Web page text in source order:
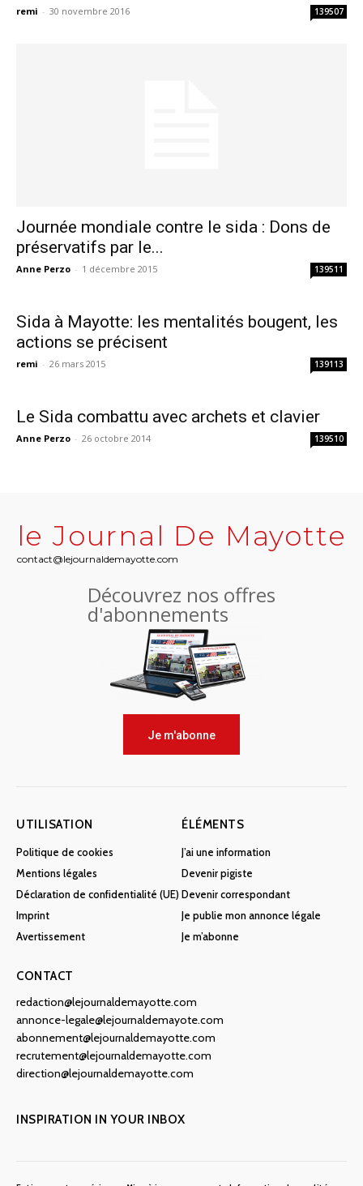
remi - 30 novembre 2016 139507
Journée mondiale contre le sida : Dons de
préservatifs par le...
Anne Perzo - 1 décembre 2015 139511
Sida à Mayotte: les mentalités bougent, les
actions se précisent
remi - 26 mars 2015 139113
Le Sida combattu avec archets et clavier
Anne Perzo - 26 octobre 2014 139510
le Journal De Mayotte
contact@lejournaldemayotte.com
Découvrez nos offres
d'abonnements
Je m'abonne
UTILISATION
Politique de cookies
Mentions légales
Déclaration de confidentialité (UE)
Imprint
Avertissement
ÉLÉMENTS
J’ai une information
Devenir pigiste
Devenir correspondant
Je publie mon annonce légale
Je m’abonne
CONTACT
redaction@lejournaldemayotte.com
annonce-legale@lejournaldemayote.com
abonnement@lejournaldemayotte.com
recrutement@lejournaldemayotte.com
direction@lejournaldemayotte.com
INSPIRATION IN YOUR INBOX